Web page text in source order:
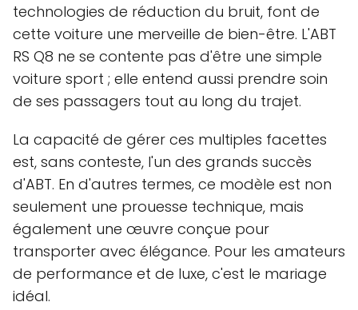
technologies de réduction du bruit, font de
cette voiture une merveille de bien-être. L'ABT
RS Q8 ne se contente pas d'être une simple
voiture sport ; elle entend aussi prendre soin
de ses passagers tout au long du trajet.
La capacité de gérer ces multiples facettes
est, sans conteste, l'un des grands succès
d'ABT. En d'autres termes, ce modèle est non
seulement une prouesse technique, mais
également une œuvre conçue pour
transporter avec élégance. Pour les amateurs
de performance et de luxe, c'est le mariage
idéal.